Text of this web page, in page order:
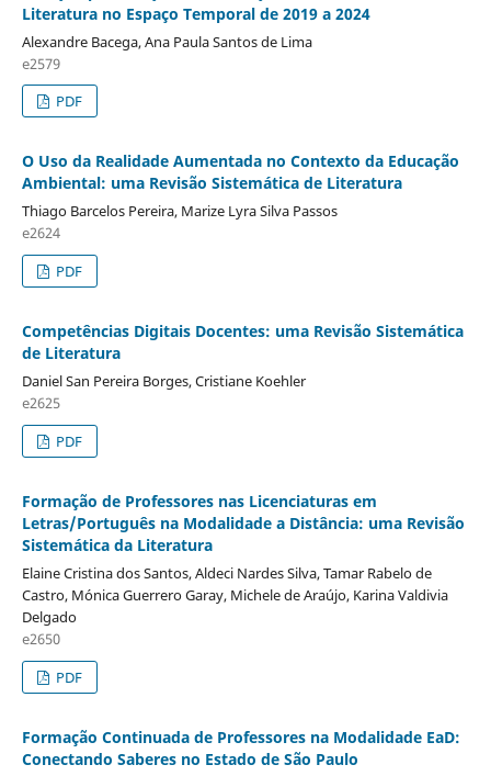
Literatura no Espaço Temporal de 2019 a 2024
Alexandre Bacega, Ana Paula Santos de Lima
e2579
PDF
O Uso da Realidade Aumentada no Contexto da Educação
Ambiental: uma Revisão Sistemática de Literatura
Thiago Barcelos Pereira, Marize Lyra Silva Passos
e2624
PDF
Competências Digitais Docentes: uma Revisão Sistemática
de Literatura
Daniel San Pereira Borges, Cristiane Koehler
e2625
PDF
Formação de Professores nas Licenciaturas em
Letras/Português na Modalidade a Distância: uma Revisão
Sistemática da Literatura
Elaine Cristina dos Santos, Aldeci Nardes Silva, Tamar Rabelo de
Castro, Mónica Guerrero Garay, Michele de Araújo, Karina Valdivia
Delgado
e2650
PDF
Formação Continuada de Professores na Modalidade EaD:
Conectando Saberes no Estado de São Paulo